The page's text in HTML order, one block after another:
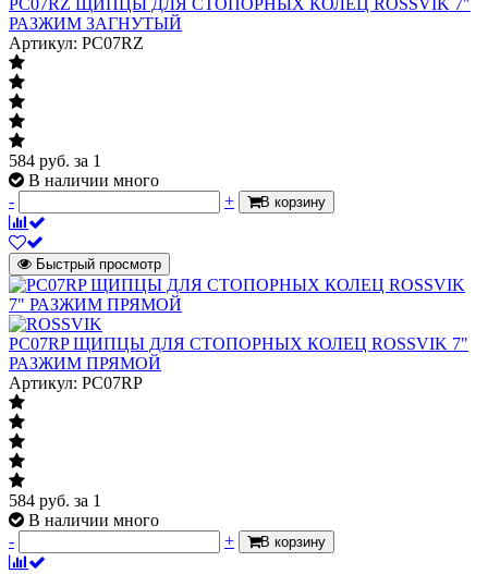
РАЗЖИМ ЗАГНУТЫЙ
Артикул: PC07RZ
584 руб. за 1
В наличии много
-
+ В корзину
Быстрый просмотр
PC07RP ЩИПЦЫ ДЛЯ СТОПОРНЫХ КОЛЕЦ ROSSVIK 7"
РАЗЖИМ ПРЯМОЙ
Артикул: PC07RP
584 руб. за 1
В наличии много
-
+ В корзину